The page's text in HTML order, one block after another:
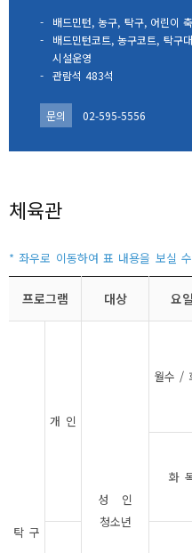
-
배드민턴, 농구, 탁구, 어린이
-
배드민턴코트, 농구코트, 탁구대
시설운영
- 관람석 483석
문의 02-595-5556
체육관
프로그램 대상 요일
탁 구
개 인
성 인
청소년
월수 /
화